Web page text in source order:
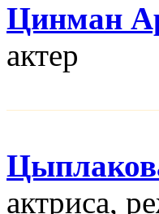
Цинман
актер
актриса,